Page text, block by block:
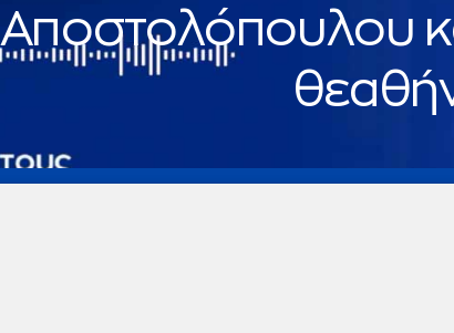
Αποστολόπουλου